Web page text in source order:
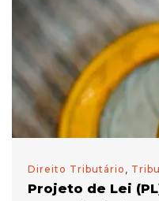
Direito Tributário ,
Projeto de Lei